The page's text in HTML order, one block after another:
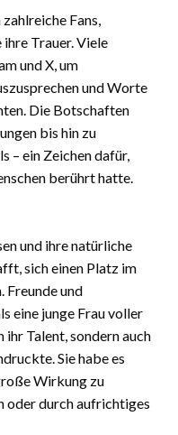
Fans,
Trauer. Viele
und X, um
und Worte
Die Botschaften
bis hin zu
– ein Zeichen dafür,
berührt hatte.
und ihre natürliche
sich einen Platz im
Freunde und
eine junge Frau voller
ihr Talent, sondern auch
Sie habe es
Wirkung zu
oder durch aufrichtiges